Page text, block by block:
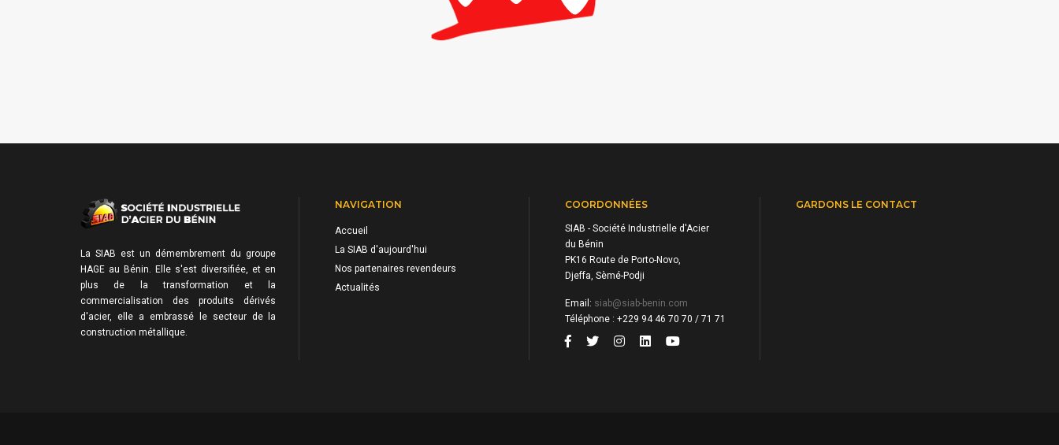
La SIAB est un démembrement du groupe
HAGE au Bénin. Elle s'est diversifiée, et en
plus de la transformation et la
commercialisation des produits dérivés
d'acier, elle a embrassé le secteur de la
construction métallique.
NAVIGATION
Accueil
La SIAB d'aujourd'hui
Nos partenaires revendeurs
Actualités
COORDONNÉES
SIAB - Société Industrielle d'Acier
du Bénin
PK16 Route de Porto-Novo,
Djeffa, Sèmé-Podji
Email: siab@siab-benin.com
Téléphone : +229 94 46 70 70 / 71 71
GARDONS LE CONTACT